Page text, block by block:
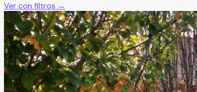
Ver con filtros →